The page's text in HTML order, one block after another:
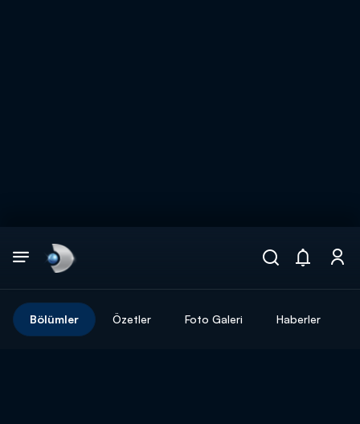
Bölümler Özetler Foto Galeri Haberler